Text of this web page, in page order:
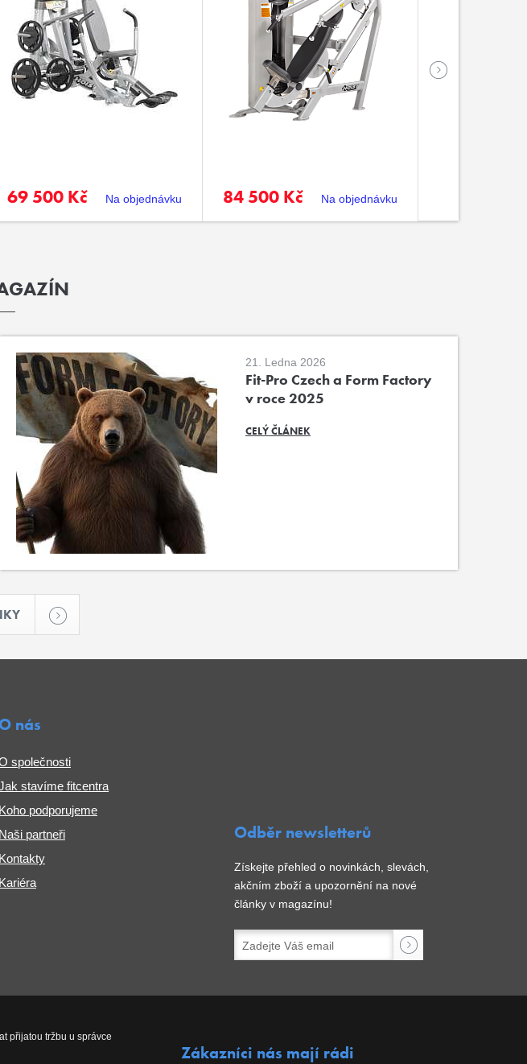
69 500 Kč Na objednávku 84 500 Kč Na objednávku
21. Ledna 2026
Fit-Pro Czech a Form Factory
v roce 2025
CELÝ ČLÁNEK
O nás
společnosti
stavíme fitcentra
Koho podporujeme
Naši partneři
Kontakty
Kariéra
Odběr newsletterů
Získejte přehled o novinkách, slevách,
akčním zboží a upozornění na nové
články v magazínu!
přijatou tržbu u správce
Zákazníci nás mají rádi